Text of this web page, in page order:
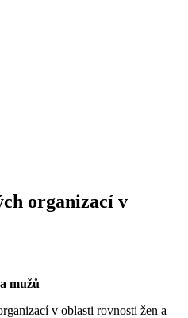
organizací v
mužů
v oblasti rovnosti žen a